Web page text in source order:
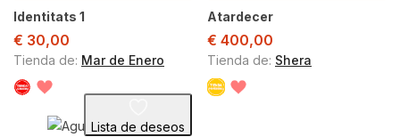
Identitats 1
€ 30,00
Tienda de: Mar de Enero
Atardecer
€ 400,00
Tienda de: Shera
Lista de deseos